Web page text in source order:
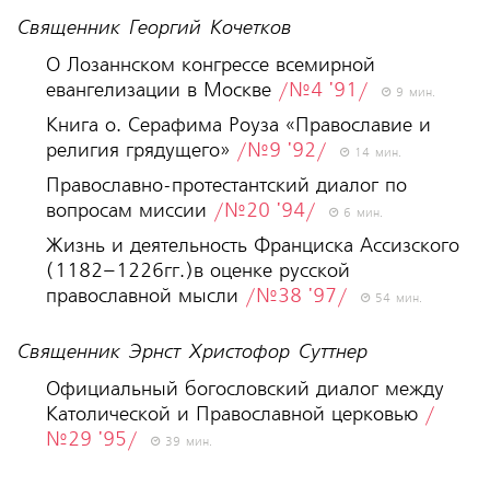
Священник Георгий Кочетков
О Лозаннском конгрессе всемирной
евангелизации в Москве /№4 '91/ 9 мин.
Книга о. Серафима Роуза «Православие и
религия грядущего» /№9 '92/ 14 мин.
Православно-протестантский диалог по
вопросам миссии /№20 '94/ 6 мин.
Жизнь и деятельность Франциска Ассизского
(1182–1226гг.)в оценке русской
православной мысли /№38 '97/ 54 мин.
Священник Эрнст Христофор Суттнер
Официальный богословский диалог между
Католической и Православной церковью /
№29 '95/
39 мин.